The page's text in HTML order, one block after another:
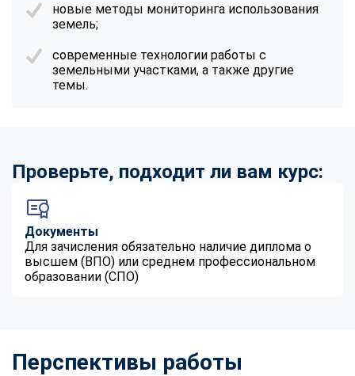
новые методы мониторинга использования
земель;
современные технологии работы с
земельными участками, а также другие
темы.
Проверьте, подходит ли вам курс:
Документы
Для зачисления обязательно наличие диплома о
высшем (ВПО) или среднем профессиональном
образовании (СПО)
Перспективы работы